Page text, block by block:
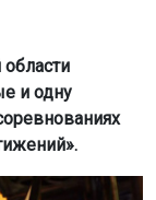
и одну